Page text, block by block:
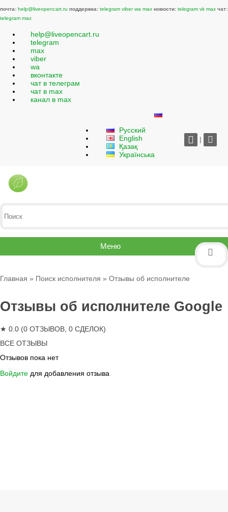
почта: help@liveopencart.ru поддержка: telegram viber wa max новости: telegram vk max чат:
telegram max
help@liveopencart.ru
telegram
max
viber
wa
вконтакте
чат в телеграм
чат в max
канал в max
Русский
English
Қазақ
Українська
|
Меню
Главная » Поиск исполнителя » Отзывы об исполнителе
Отзывы об исполнителе Google
★ 0.0 (0 ОТЗЫВОВ, 0 СДЕЛОК)
ВСЕ ОТЗЫВЫ
Отзывов пока нет
Войдите для добавления отзыва